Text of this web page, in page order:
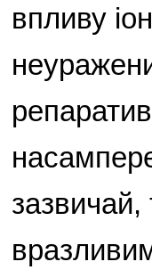
впливу
зазвичай,